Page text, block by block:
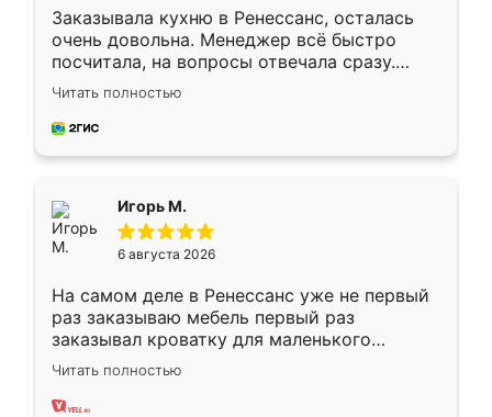
Заказывала кухню в Ренессанс, осталась
очень довольна. Менеджер всё быстро
посчитала, на вопросы отвечала сразу.
Замерщик приехал в субботу, подошёл к
делу со всей ответственностью. Собрали
за день, ребята работали аккуратно, даже
Читать полностью
Игорь М.
6 августа 2026
На самом деле в Ренессанс уже не первый
раз заказываю мебель первый раз
заказывал кроватку для маленького
ребёнка при его рождении ,во второй раз
заказал шкаф-купе. По качеству очень
хорошее сборка достаточно быстрая,
Читать полностью